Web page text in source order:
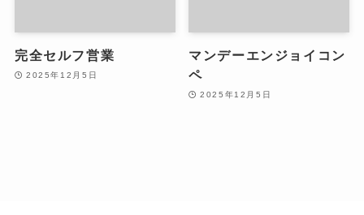
完全セルフ営業
2025年12月5日
マンデーエンジョイコン
ペ
2025年12月5日